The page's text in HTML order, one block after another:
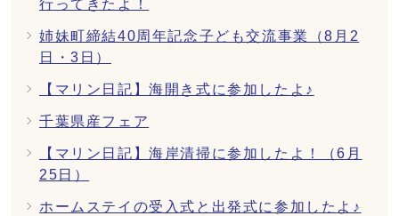
行ってきたよ！
姉妹町締結40周年記念子ども交流事業（8月2
日・3日）
【マリン日記】海開き式に参加したよ♪
千葉県産フェア
【マリン日記】海岸清掃に参加したよ！（6月
25日）
ホームステイの受入式と出発式に参加したよ♪